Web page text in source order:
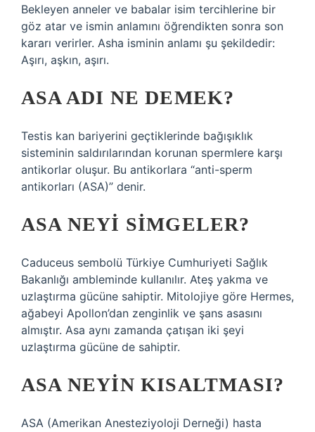
Bekleyen anneler ve babalar isim tercihlerine bir
göz atar ve ismin anlamını öğrendikten sonra son
kararı verirler. Asha isminin anlamı şu şekildedir:
Aşırı, aşkın, aşırı.
ASA ADI NE DEMEK?
Testis kan bariyerini geçtiklerinde bağışıklık
sisteminin saldırılarından korunan spermlere karşı
antikorlar oluşur. Bu antikorlara “anti-sperm
antikorları (ASA)” denir.
ASA NEYI SIMGELER?
Caduceus sembolü Türkiye Cumhuriyeti Sağlık
Bakanlığı ambleminde kullanılır. Ateş yakma ve
uzlaştırma gücüne sahiptir. Mitolojiye göre Hermes,
ağabeyi Apollon’dan zenginlik ve şans asasını
almıştır. Asa aynı zamanda çatışan iki şeyi
uzlaştırma gücüne de sahiptir.
ASA NEYIN KISALTMASI?
ASA (Amerikan Anesteziyoloji Derneği) hasta